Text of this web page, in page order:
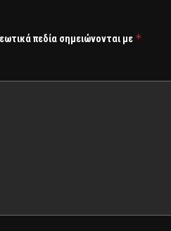
πεδία σημειώνονται με *